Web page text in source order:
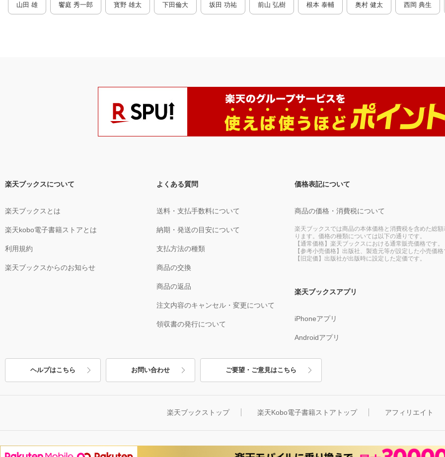
山田 雄 饗庭 秀一郎 寳野 雄太 下田倫大 坂田 功祐 前山 弘樹 根本 泰輔 奥村 健太 西岡 典生
楽天ブックスについて
楽天ブックスとは
楽天kobo電子書籍ストアとは
利用規約
楽天ブックスからのお知らせ
よくある質問
送料・支払手数料について
納期・発送の目安について
支払方法の種類
商品の交換
商品の返品
注文内容のキャンセル・変更について
領収書の発行について
価格表記について
商品の価格・消費税について
楽天ブックスでは商品の本体価格と消費税を含めた総額
ります。価格の種類については以下の通りです。
【通常価格】楽天ブックスにおける通常販売価格です。
【参考小売価格】出版社、製造元等が設定した小売価格
【旧定価】出版社が出版時に設定した定価です。
楽天ブックスアプリ
iPhoneアプリ
Androidアプリ
ヘルプはこちら お問い合わせ ご要望・ご意見はこちら
楽天ブックストップ 楽天Kobo電子書籍ストアトップ アフィリエイト